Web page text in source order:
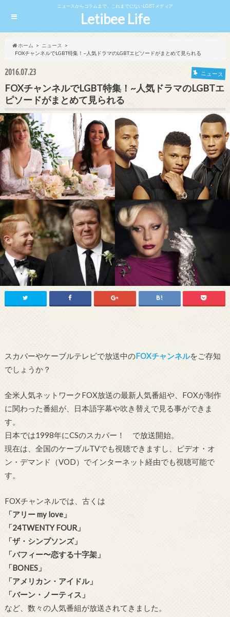
ニュースからコラムまで、これまでにないLGBTメディア
Letibee Life
ホーム
ニュース
FOXチャンネルでLGBT特集！~人気ドラマのLGBTエピソードがまとめて見られる
2016.07.23 ニュース
FOXチャンネルでLGBT特集！~人気ドラマのLGBTエ
ピソードがまとめて見られる
スカパーやケーブルテレビで放送中のFOXチャンネルをご存知
でしょうか？
全米人気ネットワークFOX放送の最新人気番組や、FOXが制作
に関わった番組が、日本語字幕や吹き替えで見る事ができま
す。
日本では1998年にCSのスカパー！ で放送開始。
現在は、全国のケーブルTVでも視聴できますし、ビデオ・オ
ン・デマンド（VOD）でインターネット経由でも視聴可能で
す。
FOXチャンネルでは、古くは
「アリー my love」
「24TWENTY FOUR」
「ザ・シンプソンズ」
「バフィー〜恋する十字架」
「BONES」
「アメリカン・アイドル」
「バーン・ノーティス」
など、数々の人気番組が放送されてきました。